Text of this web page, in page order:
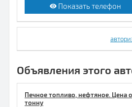
Показать телефон
Объявления этого
Печное топливо, нефтяное. Цена
тонну